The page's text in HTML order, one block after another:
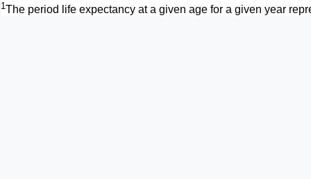
1The period life expectancy at a given age for a given year